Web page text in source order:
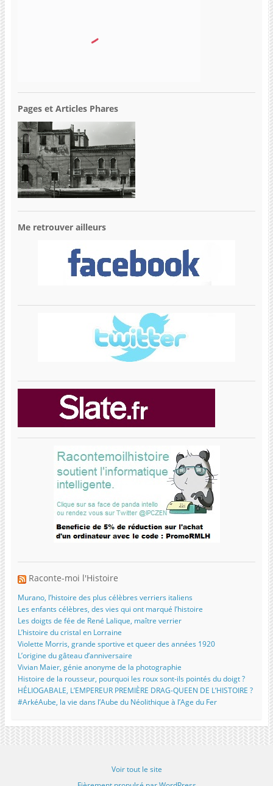
Pages et Articles Phares
Me retrouver ailleurs
Raconte-moi l'Histoire
Murano, l’histoire des plus célèbres verriers italiens
Les enfants célèbres, des vies qui ont marqué l’histoire
Les doigts de fée de René Lalique, maître verrier
L’histoire du cristal en Lorraine
Violette Morris, grande sportive et queer des années 1920
L’origine du gâteau d’anniversaire
Vivian Maier, génie anonyme de la photographie
Histoire de la rousseur, pourquoi les roux sont-ils pointés du doigt ?
HÉLIOGABALE, L’EMPEREUR PREMIÈRE DRAG-QUEEN DE L’HISTOIRE ?
#ArkéAube, la vie dans l’Aube du Néolithique à l’Age du Fer
Voir tout le site